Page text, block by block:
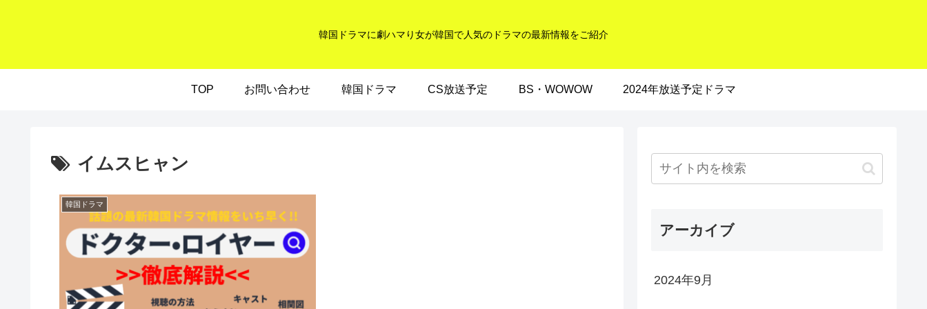
韓国ドラマに劇ハマり女が韓国で人気のドラマの最新情報をご紹介
TOP お問い合わせ 韓国ドラマ CS放送予定 BS・WOWOW 2024年放送予定ドラマ
イムスヒャン
韓国ドラマ
アーカイブ
2024年9月